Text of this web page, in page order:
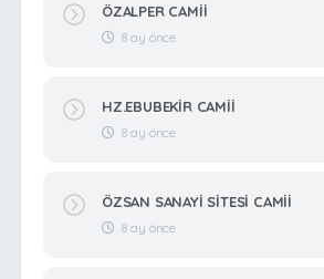
ÖZALPER CAMİİ
8 ay önce
HZ.EBUBEKİR CAMİİ
8 ay önce
ÖZSAN SANAYİ SİTESİ CAMİİ
8 ay önce